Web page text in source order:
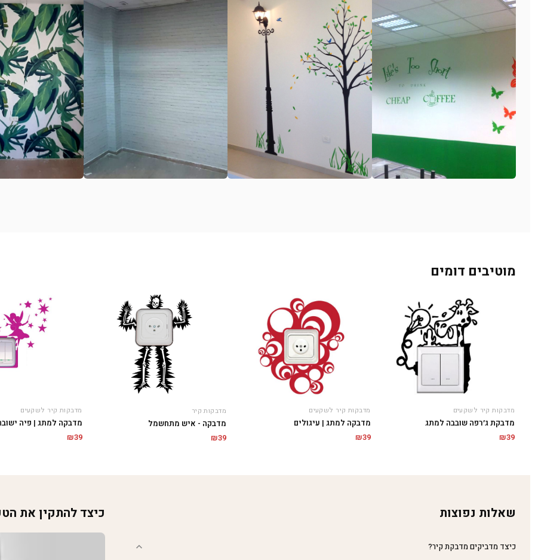
מוטיבים דומים
מדבקות קיר לשקעים
מדבקת ג׳רפה שובבה למתג
₪39
מדבקות קיר לשקעים
מדבקה למתג | עיגולים
₪39
מדבקות קיר
מדבקה - איש מתחשמל
₪39
מדבקות קיר לשקעים
מדבקה למתג | פיה
₪39
שאלות נפוצות
כיצד מדביקים מדבקת קיר?
כיצד להתקין את